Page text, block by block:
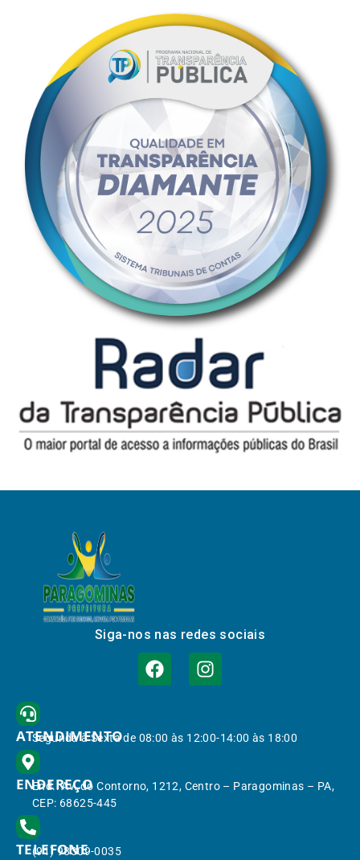
Siga-nos nas redes sociais
ATENDIMENTO
Segunda à Sexta de 08:00 às 12:00-14:00 às 18:00
ENDEREÇO
End.: Av. do Contorno, 1212, Centro – Paragominas – PA,
CEP: 68625-445
TELEFONE
(91) 98309-0035